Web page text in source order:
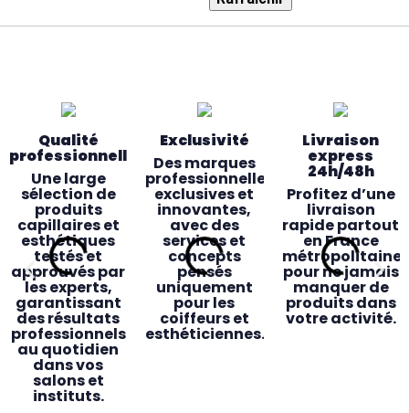
Qualité
professionnelle
Une large
sélection de
produits
capillaires et
esthétiques
testés et
approuvés par
les experts,
garantissant
des résultats
professionnels
au quotidien
dans vos
salons et
instituts.
Exclusivité
Des marques
professionnelles
exclusives et
innovantes,
avec des
services et
concepts
pensés
uniquement
pour les
coiffeurs et
esthéticiennes.
Livraison
express
24h/48h
Profitez d’une
livraison
rapide partout
en France
métropolitaine
pour ne jamais
manquer de
produits dans
votre activité.